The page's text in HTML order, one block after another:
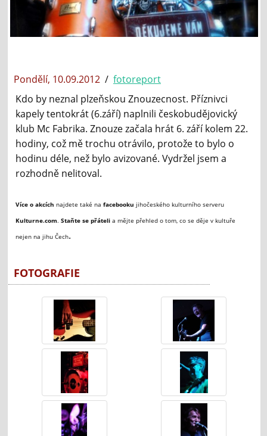
Pondělí, 10.09.2012 / fotoreport
Kdo by neznal plzeňskou Znouzecnost. Příznivci
kapely tentokrát (6.září) naplnili českobudějovický
klub Mc Fabrika. Znouze začala hrát 6. září kolem 22.
hodiny, což mě trochu otrávilo, protože to bylo o
hodinu déle, než bylo avizované. Vydržel jsem a
rozhodně nelitoval.
Více o akcích najdete také na facebooku jihočeského kulturního serveru
Kulturne.com. Staňte se přáteli a mějte přehled o tom, co se děje v kultuře
nejen na jihu Čech.
FOTOGRAFIE